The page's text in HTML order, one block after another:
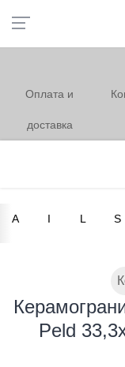
Оплата и
доставка
A I L S
Peld